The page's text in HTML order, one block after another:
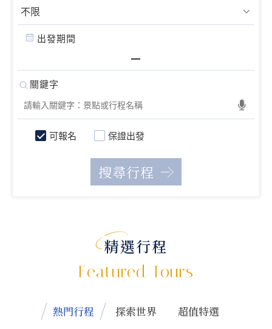
出發期間
可報名 保證出發
精選行程
Featured Tours
熱門行程 探索世界 超值特選